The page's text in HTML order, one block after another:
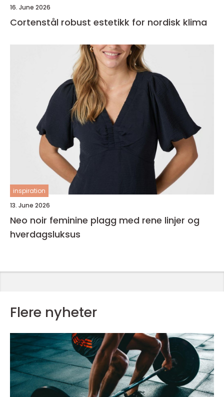
16. June 2026
Cortenstål robust estetikk for nordisk klima
inspiration
13. June 2026
Neo noir feminine plagg med rene linjer og
hverdagsluksus
Flere nyheter